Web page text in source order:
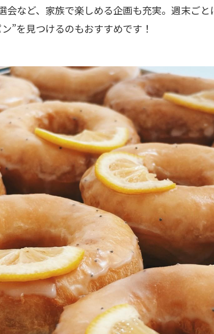
会など、家族で楽しめる企画も充実。週末ご
”を見つけるのもおすすめです！